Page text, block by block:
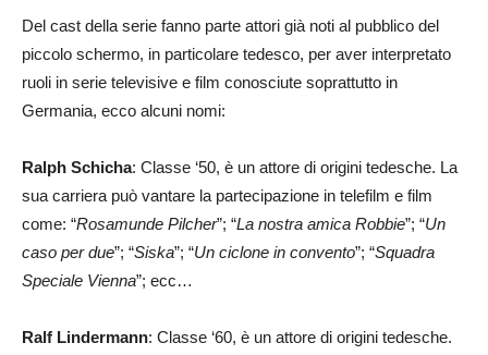
Del cast della serie fanno parte attori già noti al pubblico del
piccolo schermo, in particolare tedesco, per aver interpretato
ruoli in serie televisive e film conosciute soprattutto in
Germania, ecco alcuni nomi:
Ralph Schicha: Classe ‘50, è un attore di origini tedesche. La
sua carriera può vantare la partecipazione in telefilm e film
come: “Rosamunde Pilcher”; “La nostra amica Robbie”; “Un
caso per due”; “Siska”; “Un ciclone in convento”; “Squadra
Speciale Vienna”; ecc…
Ralf Lindermann: Classe ‘60, è un attore di origini tedesche.